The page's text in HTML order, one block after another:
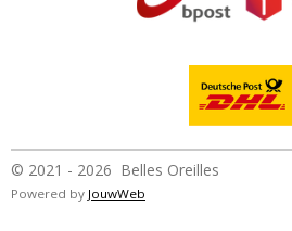
© 2021 - 2026 Belles Oreilles
Powered by JouwWeb